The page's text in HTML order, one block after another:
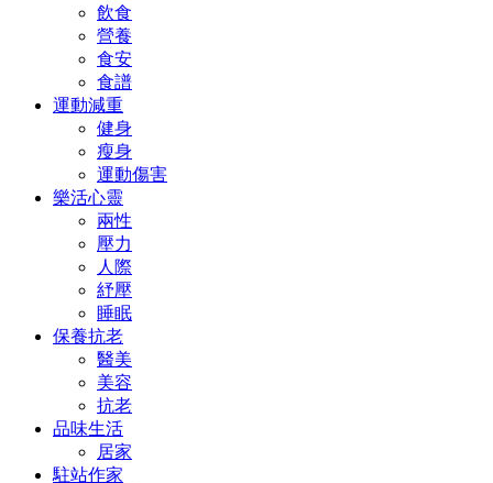
飲食
營養
食安
食譜
運動減重
健身
瘦身
運動傷害
樂活心靈
兩性
壓力
人際
紓壓
睡眠
保養抗老
醫美
美容
抗老
品味生活
居家
駐站作家